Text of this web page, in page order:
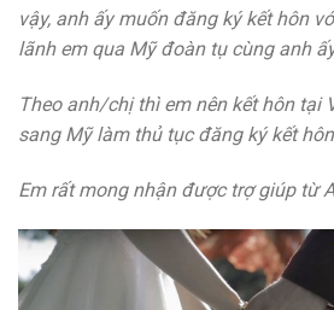
vậy, anh ấy muốn đăng ký kết hôn
lãnh em qua Mỹ đoàn tụ cùng anh
Theo anh/chị thì em nên kết hôn tại
sang Mỹ làm thủ tục đăng ký kết
Em rất mong nhận được trợ giúp từ